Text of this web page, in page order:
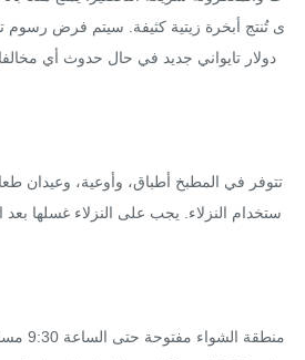
دولار تايواني جديد في حال حدوث أي
تتوفر في المطبخ أطباق، وأوعية، وعيدان
ستخدام النزلاء. يجب على النزلاء غسلها